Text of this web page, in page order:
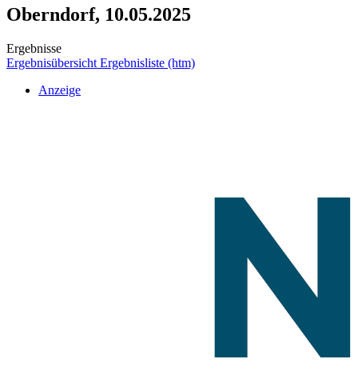
Oberndorf, 10.05.2025
Ergebnisse
Ergebnisübersicht Ergebnisliste (htm)
Anzeige